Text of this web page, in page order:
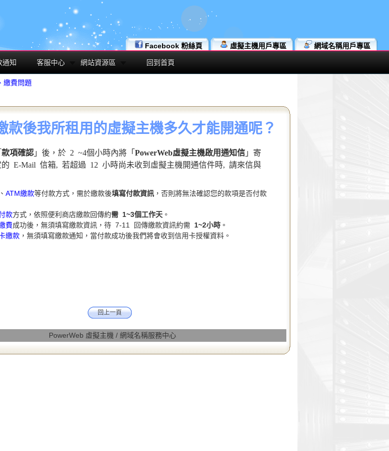
網域名稱用戶專區
虛擬主機用戶專區
Facebook 粉絲頁
通知 客服中心 網站資源區 回到首頁
繳費問題
款後我所租用的虛擬主機多久才能開通呢？
款項確認」後，於 2 ~4個小時內將「 PowerWeb虛擬主機啟用通知信」寄
的 E-Mail 信箱, 若超過 12 小時尚未收到虛擬主機開通信件時, 請來信與
ATM繳款等付款方式，需於繳款後填寫付款資訊，否則將無法確認您的款項是否付款
款方式，依照便利商店繳款回傳約需 1~3個工作天。
費成功後，無須填寫繳款資訊，待 7-11 回傳繳款資訊約需 1~2小時。
繳款，無須填寫繳款通知，當付款成功後我們將會收到信用卡授權資料。
回上一頁
PowerWeb 虛擬主機 / 網域名稱服務中心